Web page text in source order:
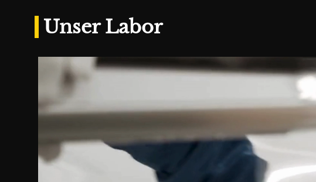
Unser Labor